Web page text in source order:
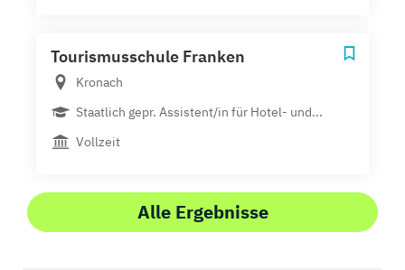
Tourismusschule Franken
Kronach
Staatlich gepr. Assistent/in für Hotel- und...
Vollzeit
Alle Ergebnisse